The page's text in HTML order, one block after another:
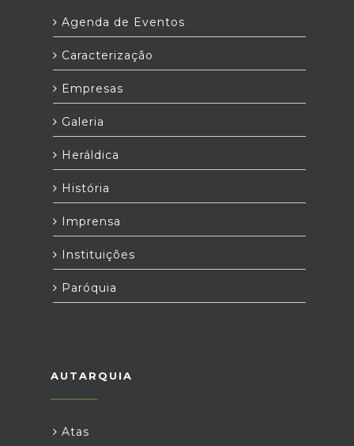
Agenda de Eventos
Caracterização
Empresas
Galeria
Heráldica
História
Imprensa
Instituições
Paróquia
AUTARQUIA
Atas